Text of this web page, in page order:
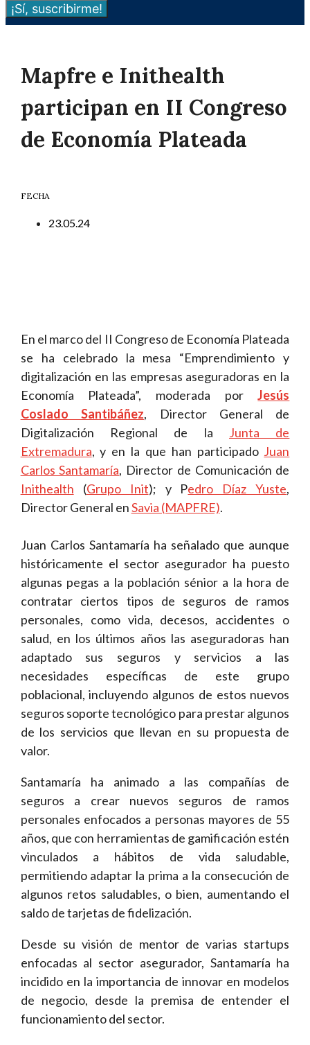
¡Sí, suscribirme!
Mapfre e Inithealth
participan en II Congreso
de Economía Plateada
FECHA
23.05.24
En el marco del II Congreso de Economía Plateada
se ha celebrado la mesa “Emprendimiento y
digitalización en las empresas aseguradoras en la
Economía Plateada”, moderada porJesús
Coslado Santibáñez, Director General de
Digitalización Regional de la Junta de
Extremadura, y en la que han participado Juan
Carlos Santamaría, Director de Comunicación de
Inithealth (Grupo Init); y Pedro Díaz Yuste,
Director General enSavia (MAPFRE).
Juan Carlos Santamaría ha señalado que aunque
históricamente el sector asegurador ha puesto
algunas pegas a la población sénior a la hora de
contratar ciertos tipos de seguros de ramos
personales, como vida, decesos, accidentes o
salud, en los últimos años las aseguradoras han
adaptado sus seguros y servicios a las
necesidades específicas de este grupo
poblacional, incluyendo algunos de estos nuevos
seguros soporte tecnológico para prestar algunos
de los servicios que llevan en su propuesta de
valor.
Santamaría ha animado a las compañías de
seguros a crear nuevos seguros de ramos
personales enfocados a personas mayores de 55
años, que con herramientas de gamificación estén
vinculados a hábitos de vida saludable,
permitiendo adaptar la prima a la consecución de
algunos retos saludables, o bien, aumentando el
saldo de tarjetas de fidelización.
Desde su visión de mentor de varias startups
enfocadas al sector asegurador, Santamaría ha
incidido en la importancia de innovar en modelos
de negocio, desde la premisa de entender el
funcionamiento del sector.